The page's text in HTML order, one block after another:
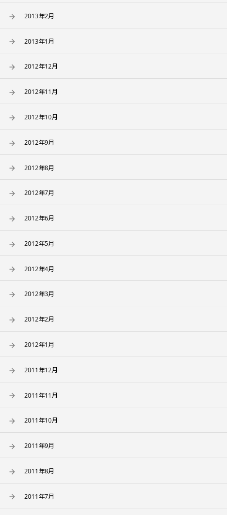
2013年2月
2013年1月
2012年12月
2012年11月
2012年10月
2012年9月
2012年8月
2012年7月
2012年6月
2012年5月
2012年4月
2012年3月
2012年2月
2012年1月
2011年12月
2011年11月
2011年10月
2011年9月
2011年8月
2011年7月